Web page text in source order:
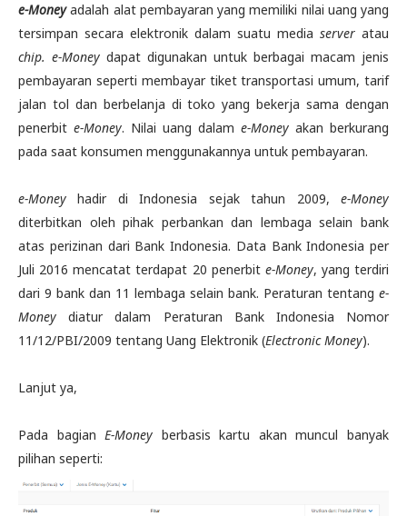
e-Moneyadalah alat pembayaran yang memiliki nilai uang yang
tersimpan secara elektronik dalam suatu media server atau
chip. e-Money dapat digunakan untuk berbagai macam jenis
pembayaran seperti membayar tiket transportasi umum, tarif
jalan tol dan berbelanja di toko yang bekerja sama dengan
penerbit e-Money. Nilai uang dalam e-Money akan berkurang
pada saat konsumen menggunakannya untuk pembayaran.
e-Money hadir di Indonesia sejak tahun 2009, e-Money
diterbitkan oleh pihak perbankan dan lembaga selain bank
atas perizinan dari Bank Indonesia. Data Bank Indonesia per
Juli 2016 mencatat terdapat 20 penerbit e-Money, yang terdiri
dari 9 bank dan 11 lembaga selain bank. Peraturan tentang e-
Money diatur dalam Peraturan Bank Indonesia Nomor
11/12/PBI/2009 tentang Uang Elektronik (Electronic Money).
Lanjut ya,
Pada bagianE-Money berbasis kartu akan muncul banyak
pilihan seperti: